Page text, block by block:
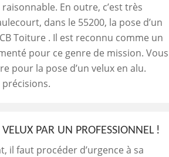
En outre, c’est très
dans le 55200, la pose d’un
Toiture . Il est reconnu comme un
pour ce genre de mission. Vous
pour la pose d’un velux en alu.
PAR UN PROFESSIONNEL !
il faut procéder d’urgence à sa